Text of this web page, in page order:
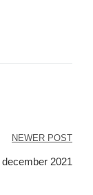
NEWER POST
2021